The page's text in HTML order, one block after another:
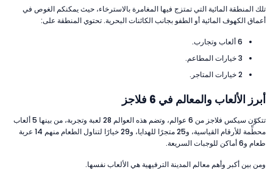
تلك المنطقة المائية التي تمتزج فيها المغامرة بالاسترخاء، حيث يمكنكم الغوص في
أعماق الكهوف المائية أو الطفو بجانب الكائنات البحرية. تحتوي المنطقة على:
6 ألعاب وتجارب.
3 خيارات المطاعم.
2 خيارات المتاجر.
أبرز الألعاب والمعالم في 6 فلاجز
تتكوّن سيكس فلاجز من 6 عوالم، وتضم هذه العوالم 28 لعبة وتجربة، من بينها 5 ألعاب
محطِّمة للأرقام القياسية، و25 متجرًا للهدايا، و29 خيارًا لتناول الطعام منهم 14 عربة
طعام و6 أماكن للوجبات السريعة.
ومن بين أكبر وأهم معالم المدينة الترفيهية هي الألعاب نفسها.